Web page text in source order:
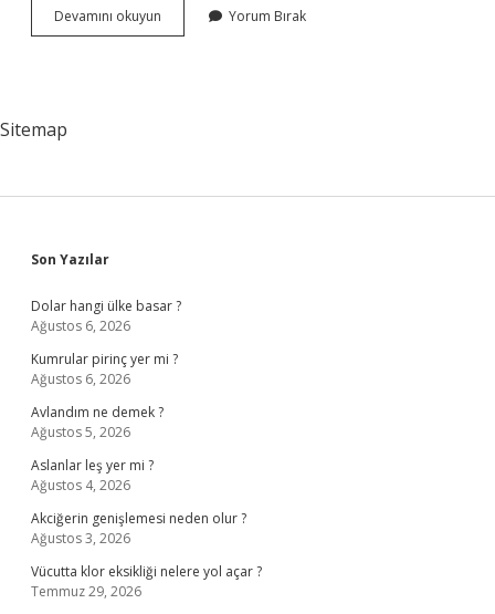
Devamını okuyun
Okuluna
Yorum Bırak
Sitemap
Sidebar
Son Yazılar
Dolar hangi ülke basar ?
Ağustos 6, 2026
Kumrular pirinç yer mi ?
Ağustos 6, 2026
Avlandım ne demek ?
Ağustos 5, 2026
Aslanlar leş yer mi ?
Ağustos 4, 2026
Akciğerin genişlemesi neden olur ?
Ağustos 3, 2026
Vücutta klor eksikliği nelere yol açar ?
Temmuz 29, 2026